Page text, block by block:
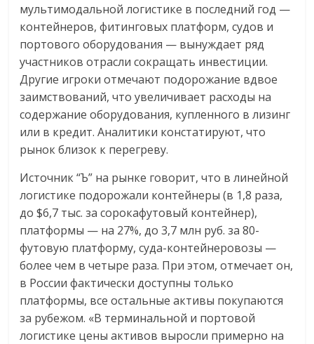
Сеть
меняет
жизнь
людей
обсудить
эти
изменения
мультимодальной логистике в последний год —
контейнеров, фитинговых платформ, судов и
портового оборудования — вынуждает ряд
участников отрасли сокращать инвестиции.
Другие игроки отмечают подорожание вдвое
заимствований, что увеличивает расходы на
содержание оборудования, купленного в лизинг
или в кредит. Аналитики констатируют, что
рынок близок к перегреву.
Источник “Ъ” на рынке говорит, что в линейной
логистике подорожали контейнеры (в 1,8 раза,
до $6,7 тыс. за сорокафутовый контейнер),
платформы — на 27%, до 3,7 млн руб. за 80-
футовую платформу, суда-контейнеровозы —
более чем в четыре раза. При этом, отмечает он,
в России фактически доступны только
платформы, все остальные активы покупаются
за рубежом. «В терминальной и портовой
логистике цены активов выросли примерно на